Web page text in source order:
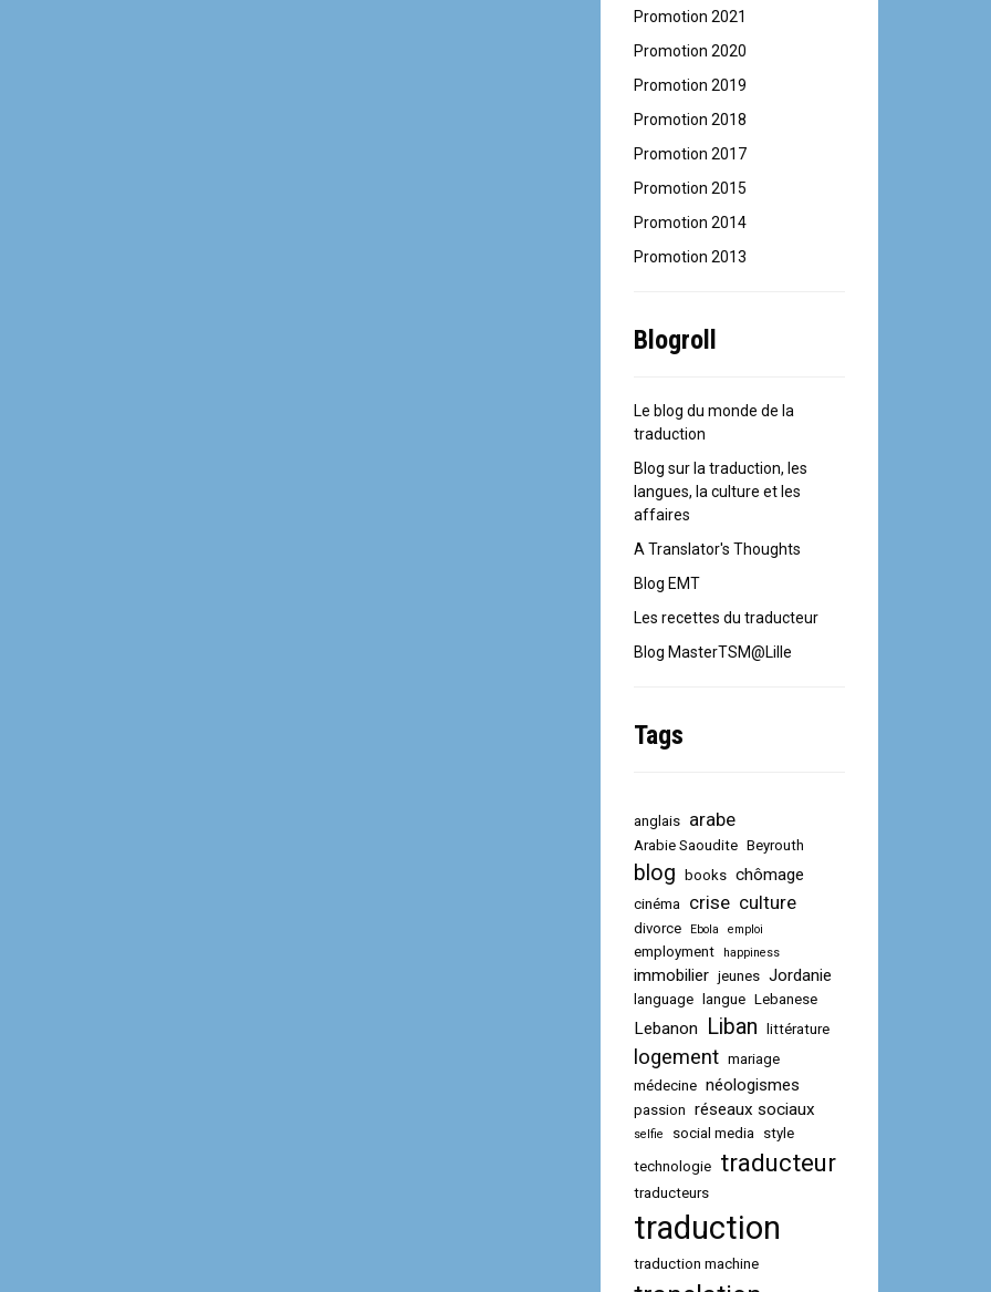
Promotion 2021
Promotion 2020
Promotion 2019
Promotion 2018
Promotion 2017
Promotion 2015
Promotion 2014
Promotion 2013
Blogroll
Le blog du monde de la
traduction
Blog sur la traduction, les
langues, la culture et les
affaires
A Translator's Thoughts
Blog EMT
Les recettes du traducteur
Blog MasterTSM@Lille
Tags
anglais arabe
Arabie Saoudite Beyrouth
blog books chômage
cinéma crise culture
divorce Ebola emploi
employment happiness
immobilier jeunes Jordanie
language langue Lebanese
Lebanon Liban littérature
logement mariage
médecine néologismes
passion réseaux sociaux
selfie social media style
technologie traducteur
traducteurs
traduction
traduction machine